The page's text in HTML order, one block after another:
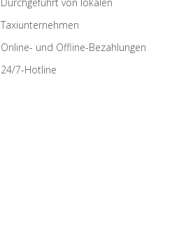
Taxiunternehmen
Online- und Offline-Bezahlungen
24/7-Hotline